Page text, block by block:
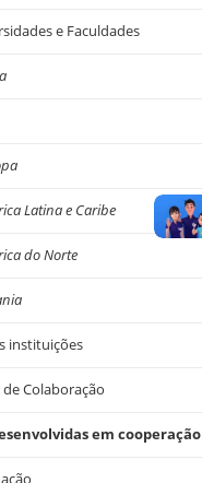
e Faculdades
Latina e Caribe
do Norte
instituições
de Colaboração
em cooperação